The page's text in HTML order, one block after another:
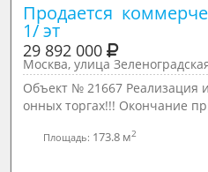
Продается
1/ эт
29 892 000
Москва, улица
Объект № 21667 Реализация
онных торгах!!! Окончание
Площадь: 173.8 м2